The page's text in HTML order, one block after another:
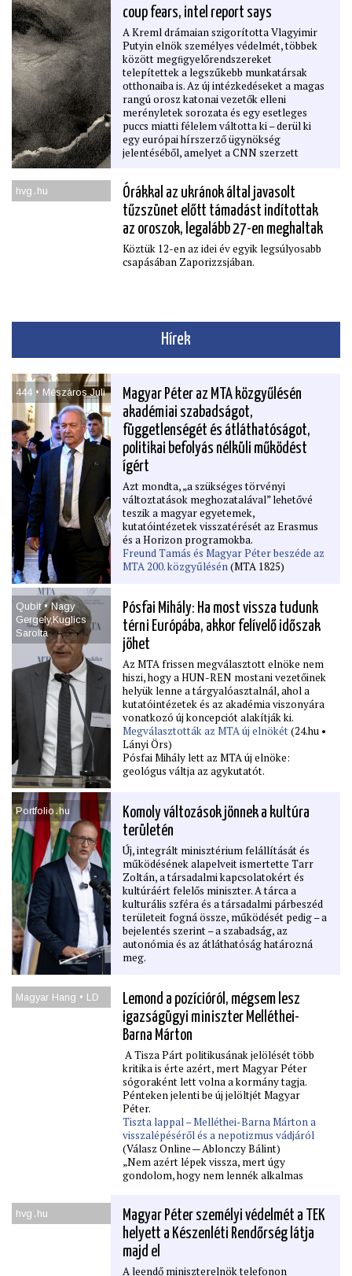
coup fears, intel report says
A Kreml drámaian szigorította Vlagyimir
Putyin elnök személyes védelmét, többek
között megﬁgyelőrendszereket
telepítettek a legszűkebb munkatársak
otthonaiba is. Az új intézkedéseket a magas
rangú orosz katonai vezetők elleni
merényletek sorozata és egy esetleges
puccs miatti félelem váltotta ki – derül ki
egy európai hírszerző ügynökség
jelentéséből, amelyet a CNN szerzett
testőrök és fotósok, akik az elnökkel
dolgoznak, tilos tömegközlekedést
használniuk. A Kremlbe látogatókat
kétszeri ellenőrzésen kell átesniük, azok
pedig, akik közel dolgoznak hozzá, csak
internetkapcsolat nélküli telefonokat
használhatnak.
Az intézkedések egy részét az elmúlt
robbantott ki az orosz biztonsági elit
legfelsőbb köreiben.
hvg․hu
Órákkal az ukránok által javasolt
tűzszünet előtt támadást indítottak
az oroszok, legalább 27-en meghaltak
Köztük 12-en az idei év egyik legsúlyosabb
csapásában Zaporizzsjában.
Hírek
444 • Mészáros Juli
Magyar Péter az MTA közgyűlésén
akadémiai szabadságot,
függetlenségét és átláthatóságot,
politikai befolyás nélküli működést
ígért
Azt mondta, „a szükséges törvényi
változtatások meghozatalával” lehetővé
teszik a magyar egyetemek,
kutatóintézetek visszatérését az Erasmus
és a Horizon programokba.
Freund Tamás és Magyar Péter beszéde az
MTA 200. közgyűlésén(MTA 1825)
Qubit • Nagy
Gergely,Kuglics
Sarolta
Pósfai Mihály: Ha most vissza tudunk
térni Európába, akkor felívelő időszak
jöhet
Az MTA frissen megválasztott elnöke nem
hiszi, hogy a HUN-REN mostani vezetőinek
helyük lenne a tárgyalóasztalnál, ahol a
kutatóintézetek és az akadémia viszonyára
vonatkozó új koncepciót alakítják ki.
Megválasztották az MTA új elnökét(24.hu •
Lányi Örs)
Pósfai Mihály lett az MTA új elnöke:
geológus váltja az agykutatót.
Portfolio․hu
Komoly változások jönnek a kultúra
területén
Új, integrált minisztérium felállítását és
működésének alapelveit ismertette Tarr
Zoltán, a társadalmi kapcsolatokért és
kultúráért felelős miniszter. A tárca a
kulturális szféra és a társadalmi párbeszéd
területeit fogná össze, működését pedig – a
bejelentés szerint – a szabadság, az
autonómia és az átláthatóság határozná
meg.
Magyar Hang • LD
Lemond a pozícióról, mégsem lesz
igazságügyi miniszter Melléthei-
Barna Márton
A Tisza Párt politikusának jelölését több
kritika is érte azért, mert Magyar Péter
sógoraként lett volna a kormány tagja.
Pénteken jelenti be új jelöltjét Magyar
Péter.
Tiszta lappal – Melléthei-Barna Márton a
visszalépéséről és a nepotizmus vádjáról
(Válasz Online — Ablonczy Bálint)
„Nem azért lépek vissza, mert úgy
gondolom, hogy nem lennék alkalmas
az ország és a Tisza-kormány érdeke” –
mondja a Válasz Online-nak Melléthei-
Barna Márton, miután tegnap este
visszalépett az igazságügy-miniszteri
jelöltségtől.
hvg․hu
Magyar Péter személyi védelmét a TEK
helyett a Készenléti Rendőrség látja
majd el
A leendő miniszterelnök telefonon